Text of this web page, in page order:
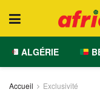
ALGÉRIE
Accueil Exclusivité